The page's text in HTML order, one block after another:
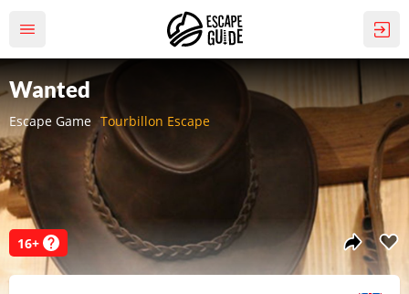
Escape Game Tourbillon Escape
Wanted
16+